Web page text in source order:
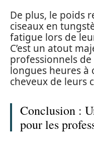
De plus, le poids
ciseaux en
fatigue lors de
C’est un atout
professionnels
longues heures à
cheveux de leurs
Conclusion :
pour les